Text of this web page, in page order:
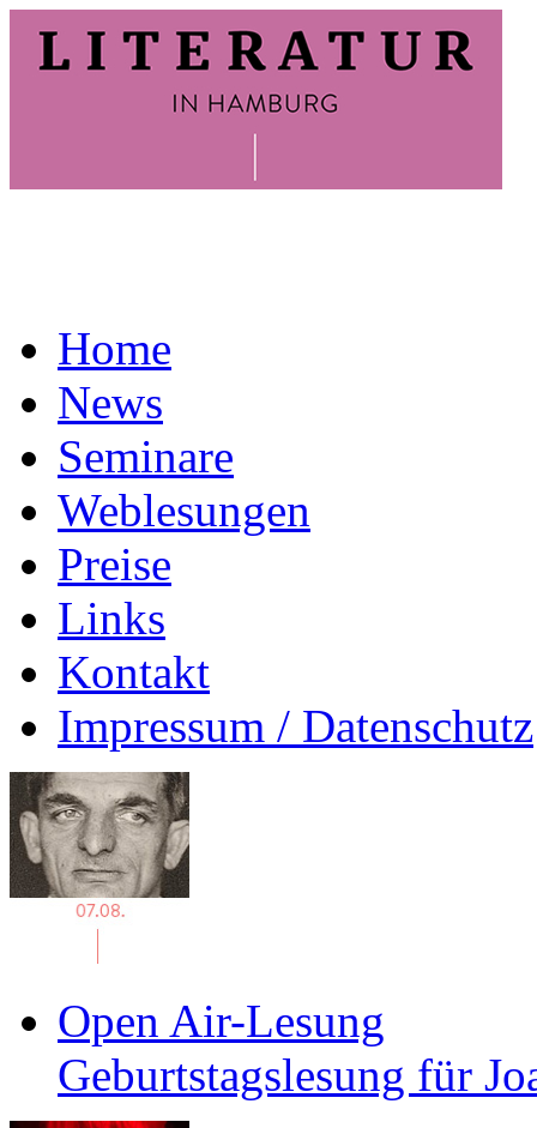
Home
News
Seminare
Weblesungen
Preise
Links
Kontakt
Impressum / Datenschutz
Open Air-Lesung
Geburtstagslesung für